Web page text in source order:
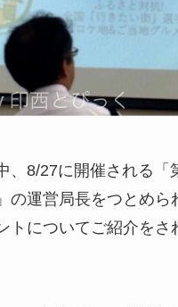
、8/27に開催される「
の運営局長をつとめら
トについてご紹介をさ